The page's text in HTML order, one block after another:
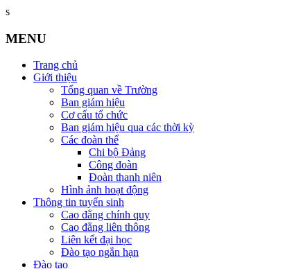
s
MENU
Trang chủ
Giới thiệu
Tổng quan về Trường
Ban giám hiệu
Cơ cấu tổ chức
Ban giám hiệu qua các thời kỳ
Các đoàn thể
Chi bộ Đảng
Công đoàn
Đoàn thanh niên
Hình ảnh hoạt động
Thông tin tuyển sinh
Cao đẳng chính quy
Cao đẳng liên thông
Liên kết đại học
Đào tạo ngắn hạn
Đào tạo